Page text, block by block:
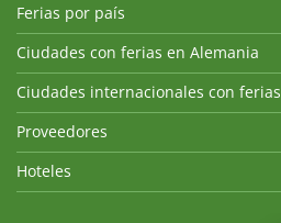
Ferias por país
Ciudades con ferias en Alemania
Ciudades internacionales con ferias
Proveedores
Hoteles